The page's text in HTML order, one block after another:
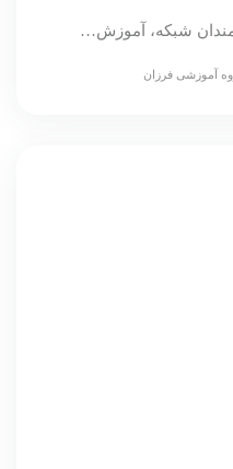
شبکه، آموزش…
آموزشی فرزان